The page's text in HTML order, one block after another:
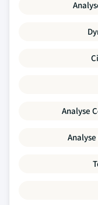
Analyse